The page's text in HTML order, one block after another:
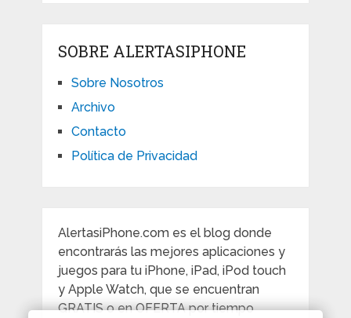
SOBRE ALERTASIPHONE
Sobre Nosotros
Archivo
Contacto
Política de Privacidad
AlertasiPhone.com es el blog donde
encontrarás las mejores aplicaciones y
juegos para tu iPhone, iPad, iPod touch
y Apple Watch, que se encuentran
GRATIS o en OFERTA por tiempo